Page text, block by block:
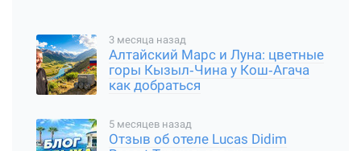
3 месяца назад
Алтайский Марс и Луна: цветные
горы Кызыл‑Чина у Кош‑Агача
как добраться
5 месяцев назад
Отзыв об отеле Lucas Didim